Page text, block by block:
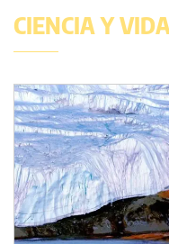
CIENCIA Y